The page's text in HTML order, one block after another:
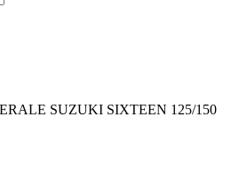
SUZUKI SIXTEEN 125/150